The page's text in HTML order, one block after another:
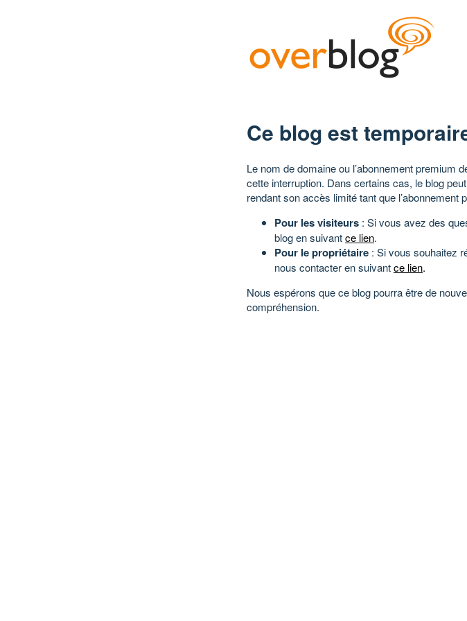
Ce blog est
Le nom de domaine ou l’abonnement premium
cette interruption. Dans certains cas, le blog
rendant son accès limité tant que l’abonnement
Pour les visiteurs : Si vous avez des
blog en suivantce lien.
Pour le propriétaire : Si vous souhaitez
nous contacter en suivantce lien.
Nous espérons que ce blog pourra être de
compréhension.